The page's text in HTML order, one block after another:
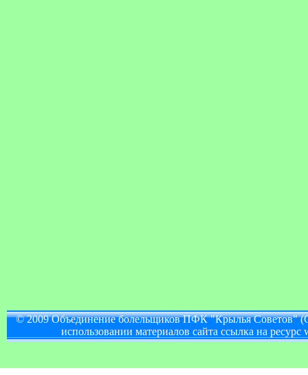
© 2009 Объединение болельщиков ПФК "Крылья
использовании материалов сайта ссылка на ресурс